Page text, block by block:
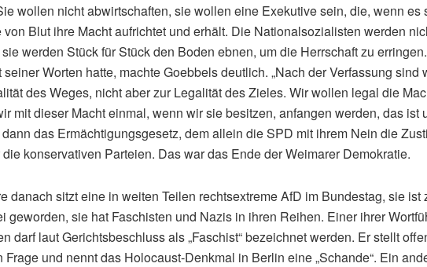
wollen nicht abwirtschaften, sie wollen eine Exekutive sein, die, wenn es
von Blut ihre Macht aufrichtet und erhält. Die Nationalsozialisten werden
werden Stück für Stück den Boden ebnen, um die Herrschaft zu
Worten hatte, machte Goebbels deutlich. „Nach der Verfassung sind
des Weges, nicht aber zur Legalität des Zieles. Wir wollen legal die
mit dieser Macht einmal, wenn wir sie besitzen, anfangen werden, das ist
das Ermächtigungsgesetz, dem allein die SPD mit ihrem Nein die
konservativen Parteien. Das war das Ende der Weimarer Demokratie.
danach sitzt eine in weiten Teilen rechtsextreme AfD im Bundestag, sie ist
geworden, sie hat Faschisten und Nazis in ihren Reihen. Einer ihrer
darf laut Gerichtsbeschluss als „Faschist“ bezeichnet werden. Er stellt
und nennt das Holocaust-Denkmal in Berlin eine „Schande“. Ein